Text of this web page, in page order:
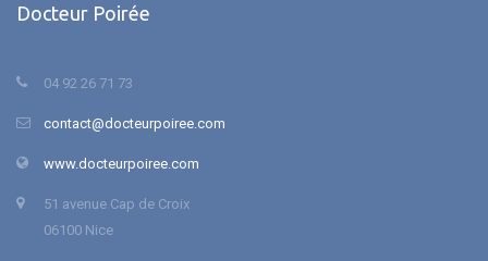
Docteur Poirée
04 92 26 71 73
contact@docteurpoiree.com
www.docteurpoiree.com
51 avenue Cap de Croix
06100 Nice